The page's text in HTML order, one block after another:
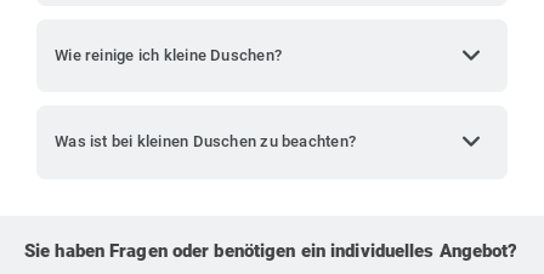
Wie reinige ich kleine Duschen? expand_more
Was ist bei kleinen Duschen zu beachten? expand_more
Sie haben Fragen oder benötigen ein individuelles Angebot?